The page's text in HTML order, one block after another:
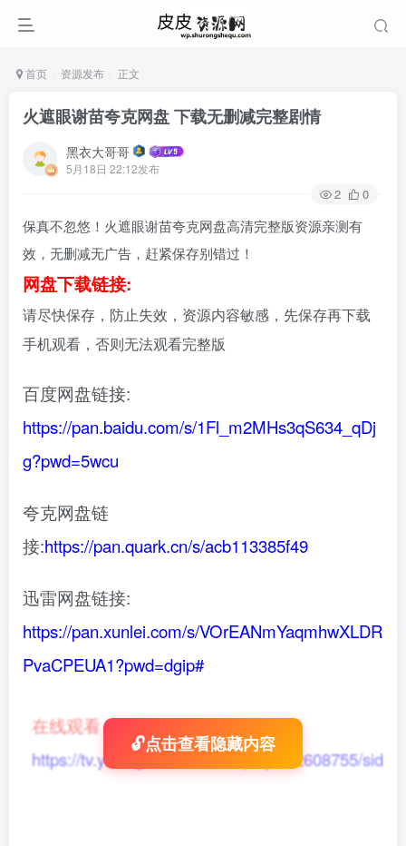
首页 资源发布 正文
火遮眼谢苗夸克网盘 下载无删减完整剧情
黑衣大哥哥
5月18日 22:12发布
2 0
保真不忽悠！火遮眼谢苗夸克网盘高清完整版资源亲测有
效，无删减无广告，赶紧保存别错过！
网盘下载链接:
请尽快保存，防止失效，资源内容敏感，先保存再下载
手机观看，否则无法观看完整版
百度网盘链接:
https://pan.baidu.com/s/1Fl_m2MHs3qS634_qDj
g?pwd=5wcu
夸克网盘链
接:https://pan.quark.cn/s/acb113385f49
迅雷网盘链接:
https://pan.xunlei.com/s/VOrEANmYaqmhwXLDR
PvaCPEUA1?pwd=dgip#
在线观看：
https://tv.yikong666.com/vod/play/id/2608755/sid/
🔓点击查看隐藏内容